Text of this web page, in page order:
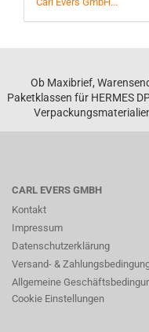
Ob Maxibrief,
Paketklassen für HERMES
CARL EVERS GMBH
Kontakt
Impressum
Datenschutzerklärung
Versand- &
Allgemeine
Cookie Einstellungen